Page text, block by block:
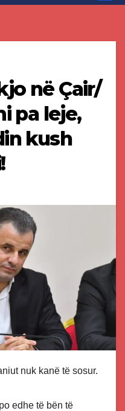
në Çair/
pa leje,
kush
nuk kanë të sosur.
edhe të bën të